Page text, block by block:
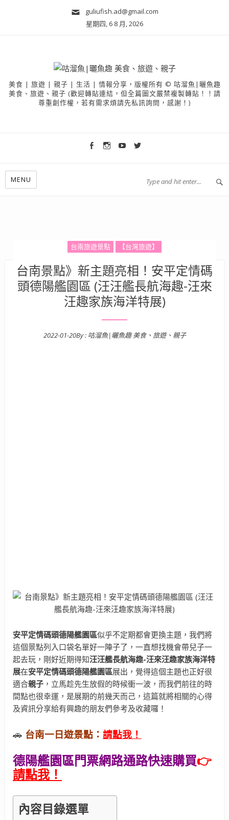
guliufish.ad@gmail.com
星期四, 6 8 月, 2026
美食 | 旅遊 | 親子 | 生活 | 情報分享，版權所有 © 咕溜魚|曬魚趣
美食、旅遊、親子 (歡迎轉貼連結，但全篇圖文嚴禁複製轉貼！！請
尊重創作權，若有需求煩請先私訊詢問，感謝！)
MENU
台南旅遊景點 【台灣旅遊】
台南景點》新主題亮相！安平定情碼
頭德陽艦園區 (汪汪艦長航海趣-汪來
汪趣家族海洋特展)
Posted on
2022-01-20By : 咕溜魚|曬魚趣 美食、旅遊、親子
安平定情碼頭德陽艦園區似乎不定期都會更換主題，我們將
這個景點列入口袋名單好一陣子了，一直想找機會帶兒子一
起去玩，剛好近期得知汪汪艦長航海趣-汪來汪趣家族海洋特
展在安平定情碼頭德陽艦園區展出，覺得這個主題也正好很
適合親子 ，立馬趁先生放假的時候衝一波，而我們前往的時
間點也很幸運，是展期的前幾天而己，這篇就將相關的心得
及資訊分享給有興趣的朋友們參考及收藏囉！
🚗 台南一日遊景點： 請點我！
德陽艦園區門票網路通路快速購買👉
請點我！
內容目錄選單